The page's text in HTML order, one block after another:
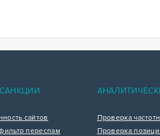
сайтов
переспам
Проверка
Проверка